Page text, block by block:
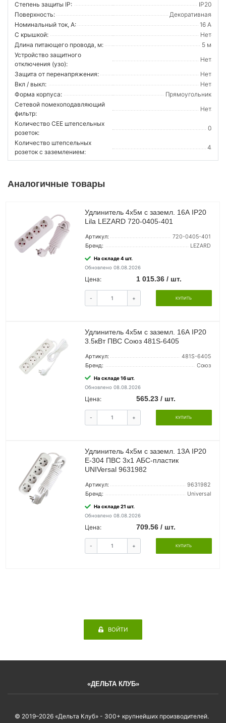
Степень защиты IP:
IP20
Поверхность:
Декоративная
Номинальный ток, А:
16 А
С крышкой:
Нет
Длина питающего провода, м:
5 м
Устройство защитного
отключения (узо):
Нет
Защита от перенапряжения:
Нет
Вкл / выкл:
Нет
Форма корпуса:
Прямоугольник
Сетевой помехоподавляющий
фильтр:
Нет
Количество CEE штепсельных
розеток:
0
Количество штепсельных
розеток с заземлением:
4
Аналогичные товары
Удлинитель 4х5м с заземл. 16А IP20
Lila LEZARD 720-0405-401
Артикул:
720-0405-401
Бренд:
LEZARD
На складе 4 шт.
Обновлено 08.08.2026
Цена: 1 015.36 / шт.
- + КУПИТЬ
Удлинитель 4х5м с заземл. 16А IP20
3.5кВт ПВС Союз 481S-6405
Артикул:
481S-6405
Бренд:
Союз
На складе 16 шт.
Обновлено 08.08.2026
Цена: 565.23 / шт.
- + КУПИТЬ
Удлинитель 4х5м с заземл. 13А IP20
Е-304 ПВС 3х1 АБС-пластик
UNIVersal 9631982
Артикул:
9631982
Бренд:
Universal
На складе 21 шт.
Обновлено 08.08.2026
Цена: 709.56 / шт.
- + КУПИТЬ
ВОЙТИ
«ДЕЛЬТА КЛУБ»
© 2019–2026 «Дельта Клуб» - 300+ крупнейших производителей.